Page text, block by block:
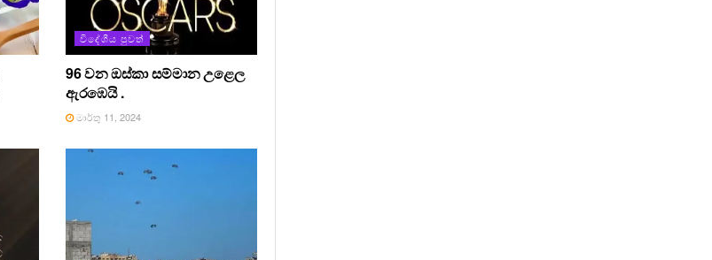
විදේශීය පුවත්
96 වන ඔස්කා සම්මාන උළෙල
ඇරඹෙයි .
මාර්තු 11, 2024